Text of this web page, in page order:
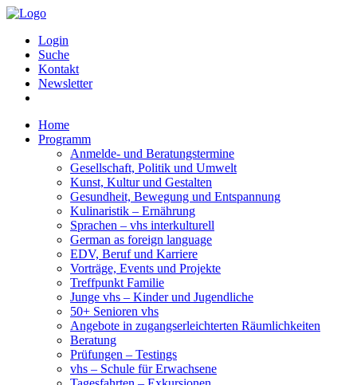
Login
Suche
Kontakt
Newsletter
Home
Programm
Anmelde- und Beratungstermine
Gesellschaft, Politik und Umwelt
Kunst, Kultur und Gestalten
Gesundheit, Bewegung und Entspannung
Kulinaristik – Ernährung
Sprachen – vhs interkulturell
German as foreign language
EDV, Beruf und Karriere
Vorträge, Events und Projekte
Treffpunkt Familie
Junge vhs – Kinder und Jugendliche
50+ Senioren vhs
Angebote in zugangserleichterten Räumlichkeiten
Beratung
Prüfungen – Testings
vhs – Schule für Erwachsene